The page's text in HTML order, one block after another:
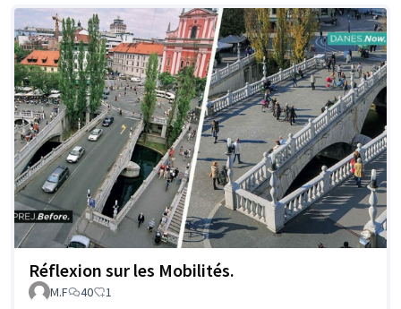
Réflexion sur les Mobilités.
M.F 40 1